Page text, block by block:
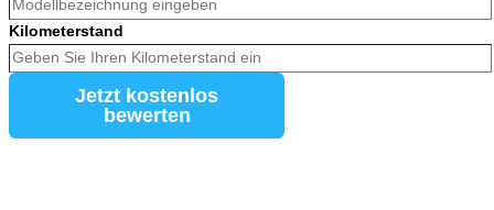
Kilometerstand
Jetzt kostenlos
bewerten